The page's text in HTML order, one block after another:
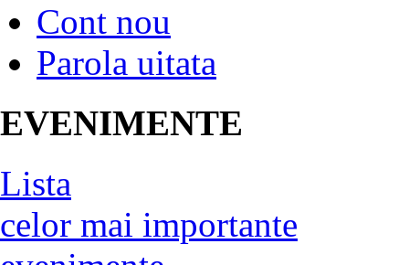
Cont nou
Parola uitata
EVENIMENTE
Lista
celor mai importante